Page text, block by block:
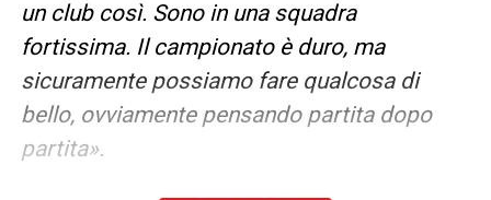
un club così. Sono in una squadra
fortissima. Il campionato è duro, ma
sicuramente possiamo fare qualcosa di
bello, ovviamente pensando partita dopo
partita».